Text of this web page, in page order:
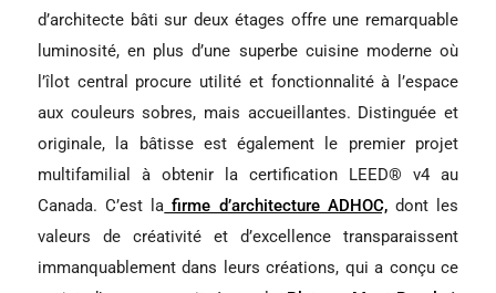
d’architecte bâti sur deux étages offre une remarquable
luminosité, en plus d’une superbe cuisine moderne où
l’îlot central procure utilité et fonctionnalité à l’espace
aux couleurs sobres, mais accueillantes. Distinguée et
originale, la bâtisse est également le premier projet
multifamilial à obtenir la certification LEED® v4 au
Canada. C’est la firme d’architecture ADHOC,dont les
valeurs de créativité et d’excellence transparaissent
immanquablement dans leurs créations, qui a conçu ce